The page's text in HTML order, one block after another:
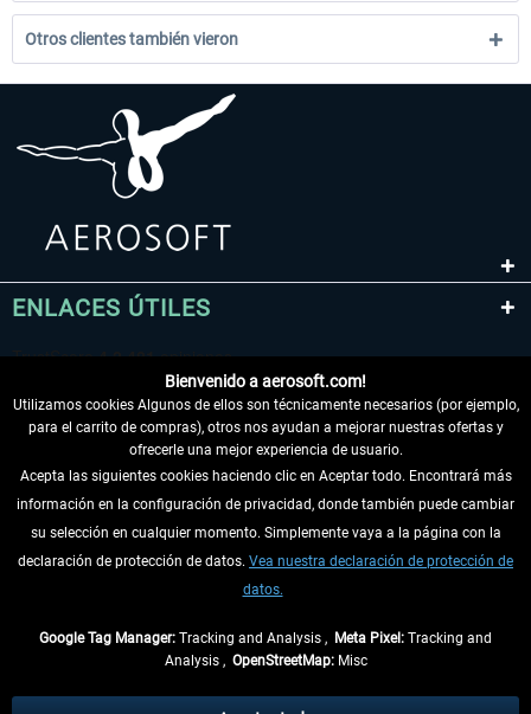
Otros clientes también vieron
ENLACES ÚTILES
DESISTIR DEL CONTRATO
INFORMACIÓN
Bienvenido a aerosoft.com!
Utilizamos cookies Algunos de ellos son técnicamente necesarios (por ejemplo,
para el carrito de compras), otros nos ayudan a mejorar nuestras ofertas y
ofrecerle una mejor experiencia de usuario.
Acepta las siguientes cookies haciendo clic en Aceptar todo. Encontrará más
información en la configuración de privacidad, donde también puede cambiar
su selección en cualquier momento. Simplemente vaya a la página con la
declaración de protección de datos. Vea nuestra declaración de protección de
datos.
Google Tag Manager: Tracking and Analysis , Meta Pixel: Tracking and
Analysis , OpenStreetMap:Misc